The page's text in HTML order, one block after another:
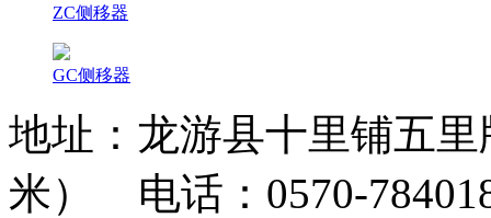
ZC侧移器
GC侧移器
地址：龙游县十里铺五
米） 电话：0570-